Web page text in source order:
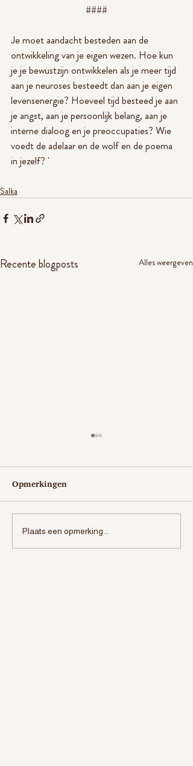
####
Je moet aandacht besteden aan de
ontwikkeling van je eigen wezen. Hoe kun
je je bewustzijn ontwikkelen als je meer tijd
aan je neuroses besteedt dan aan je eigen
levensenergie? Hoeveel tijd besteed je aan
je angst, aan je persoonlijk belang, aan je
interne dialoog en je preoccupaties? Wie
voedt de adelaar en de wolf en de poema
in jezelf? '
Salka
Recente blogposts Alles weergeven
beweging energie
intentie
Opmerkingen
Plaats een opmerking...